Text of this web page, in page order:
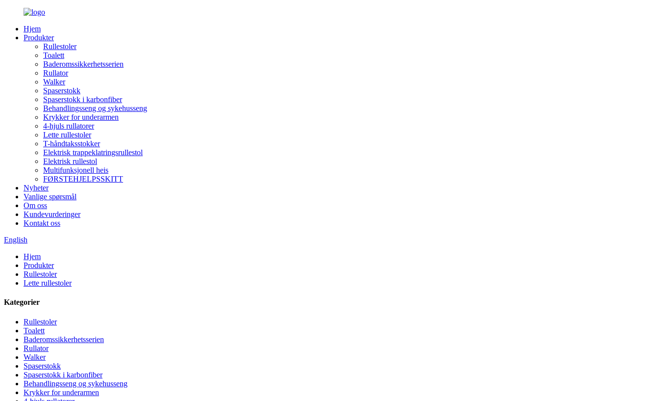
Hjem
Produkter
Rullestoler
Toalett
Baderomssikkerhetsserien
Rullator
Walker
Spaserstokk
Spaserstokk i karbonfiber
Behandlingsseng og sykehusseng
Krykker for underarmen
4-hjuls rullatorer
Lette rullestoler
T-håndtaksstokker
Elektrisk trappeklatringsrullestol
Elektrisk rullestol
Multifunksjonell heis
FØRSTEHJELPSSKITT
Nyheter
Vanlige spørsmål
Om oss
Kundevurderinger
Kontakt oss
English
Hjem
Produkter
Rullestoler
Lette rullestoler
Kategorier
Rullestoler
Toalett
Baderomssikkerhetsserien
Rullator
Walker
Spaserstokk
Spaserstokk i karbonfiber
Behandlingsseng og sykehusseng
Krykker for underarmen